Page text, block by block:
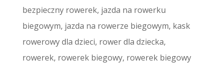
bezpieczny rowerek, jazda na rowerku
biegowym, jazda na rowerze biegowym, kask
rowerowy dla dzieci, rower dla dziecka,
rowerek, rowerek biegowy, rowerek biegowy